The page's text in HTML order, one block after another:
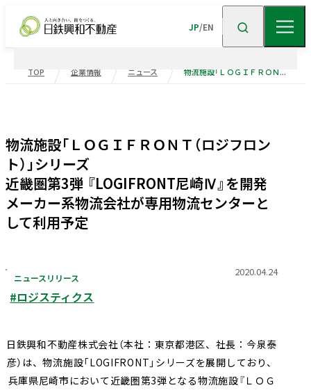
企業情報
企業情報TOP トップメッセージ
企業理念
沿革 事業・ ポートフォリ
ニュース・
事業紹介
物流施設事業
不動産
ホテル事業 国際事業
サステナビリティ
エンゲージメント
（マテリアリティ）
地球環境への配慮 安全・安心の確保
業績・財務
有価証券報告書等
JP/EN
TOP 企業情報 ニュース
物流施設「ＬＯＧＩＦＲＯＮＴ（ロジフロン
ト）」シリーズ
近畿圏第3弾 『LOGIFRONT尼崎Ⅳ』を開発
メーカー系物流会社が専用物流センターと
して利用予定
ニュースリリース
2020.04.24
#ロジスティクス
日鉄興和不動産株式会社（本社：東京都港区、社長：今泉泰
彦）は、物流施設「
LOGIFRONT 」シリーズを展開しており、
兵庫県尼崎市において近畿圏第3 弾となる物流施設『ＬＯＧ